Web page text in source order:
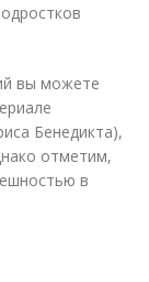
вы можете
Бенедикта),
отметим,
в